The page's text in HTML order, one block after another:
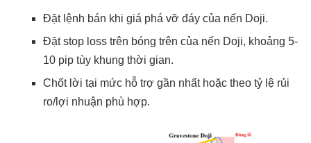
Đặt lệnh bán khi giá phá vỡ đáy của nến Doji.
Đặt stop loss trên bóng trên của nến Doji, khoảng 5-
10 pip tùy khung thời gian.
Chốt lời tại mức hỗ trợ gần nhất hoặc theo tỷ lệ rủi
ro/lợi nhuận phù hợp.